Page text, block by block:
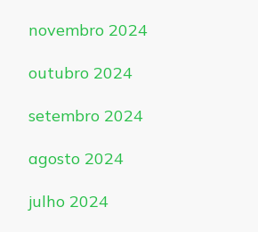
novembro 2024
outubro 2024
setembro 2024
agosto 2024
julho 2024